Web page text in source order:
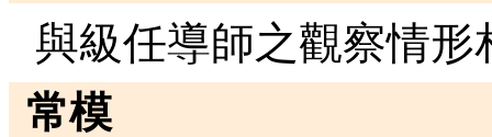
與級任導師之觀察情
常模